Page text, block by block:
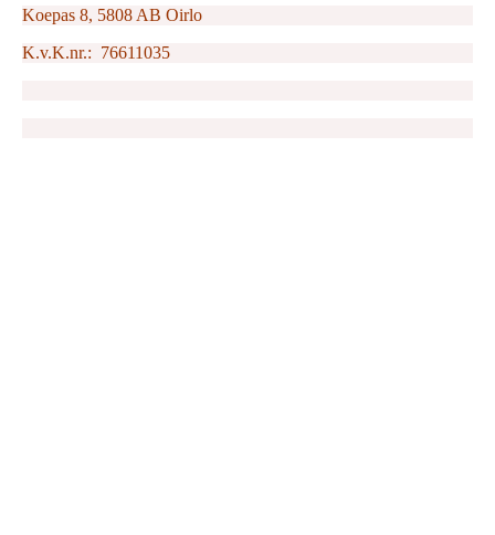
Koepas 8, 5808 AB Oirlo
K.v.K.nr.: 76611035